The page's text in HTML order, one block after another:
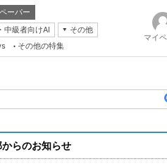
ーパー
中級者向けAI
その他
その他の特集
マイ
らのお知らせ